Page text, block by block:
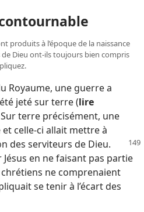
produits à l’époque de la naissance
Dieu ont-​ils toujours bien compris
Royaume, une guerre a
jeté sur terre (lire
terre précisément, une
celle-ci allait mettre à
des serviteurs de Dieu.
en ne faisant pas partie
ne comprenaient
se tenir à l’écart des